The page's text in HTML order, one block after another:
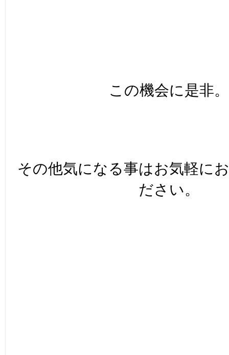
この機会に是非。
その他気になる事はお気軽に
ださい。